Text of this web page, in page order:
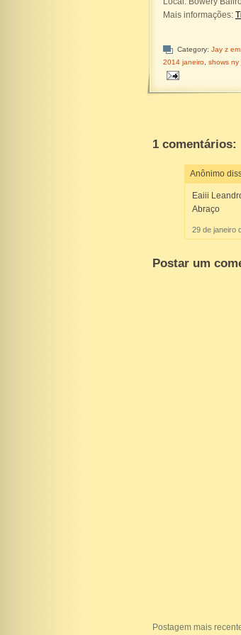
Mais informações:
Category: Jay z
2014 janeiro shows ny
1 comentários:
Anônimo
Eaiii
Abraço
29 de janeiro
Postar um
Postagem mais